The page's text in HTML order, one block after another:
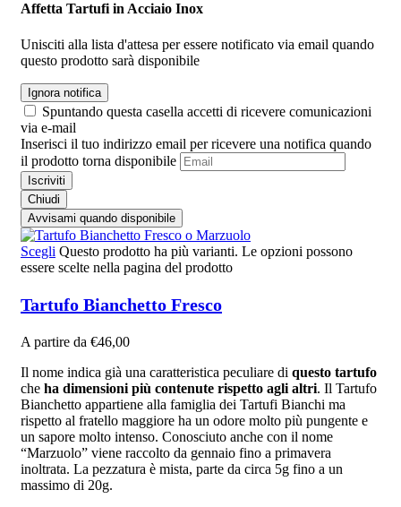
Affetta Tartufi in Acciaio Inox
Unisciti alla lista d'attesa per essere notificato via email quando
questo prodotto sarà disponibile
Ignora notifica
Spuntando questa casella accetti di ricevere comunicazioni
via e-mail
Inserisci il tuo indirizzo email per ricevere una notifica quando
il prodotto torna disponibile
Iscriviti
Chiudi
Avvisami quando disponibile
Scegli Questo prodotto ha più varianti. Le opzioni possono
essere scelte nella pagina del prodotto
Tartufo Bianchetto Fresco
A partire da €46,00
Il nome indica già una caratteristica peculiare di questo tartufo
che ha dimensioni più contenute rispetto agli altri. Il Tartufo
Bianchetto appartiene alla famiglia dei Tartufi Bianchi ma
rispetto al fratello maggiore ha un odore molto più pungente e
un sapore molto intenso. Conosciuto anche con il nome
“Marzuolo” viene raccolto da gennaio fino a primavera
inoltrata. La pezzatura è mista, parte da circa 5g fino a un
massimo di 20g.